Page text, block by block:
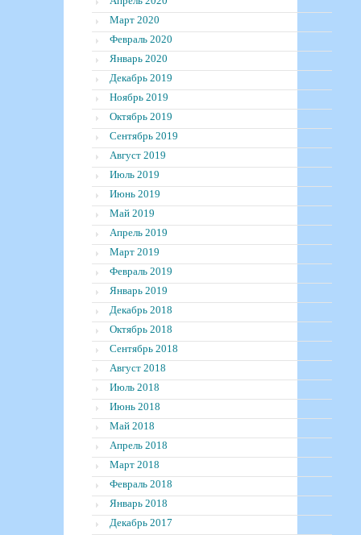
Март 2020
Февраль 2020
Январь 2020
Декабрь 2019
Ноябрь 2019
Октябрь 2019
Сентябрь 2019
Август 2019
Июль 2019
Июнь 2019
Май 2019
Апрель 2019
Март 2019
Февраль 2019
Январь 2019
Декабрь 2018
Октябрь 2018
Сентябрь 2018
Август 2018
Июль 2018
Июнь 2018
Май 2018
Апрель 2018
Март 2018
Февраль 2018
Январь 2018
Декабрь 2017